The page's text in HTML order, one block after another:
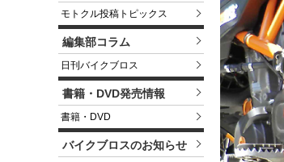
モトクル投稿トピックス
編集部コラム
日刊バイクブロス
書籍・DVD発売情報
書籍・DVD
バイクブロスのお知らせ